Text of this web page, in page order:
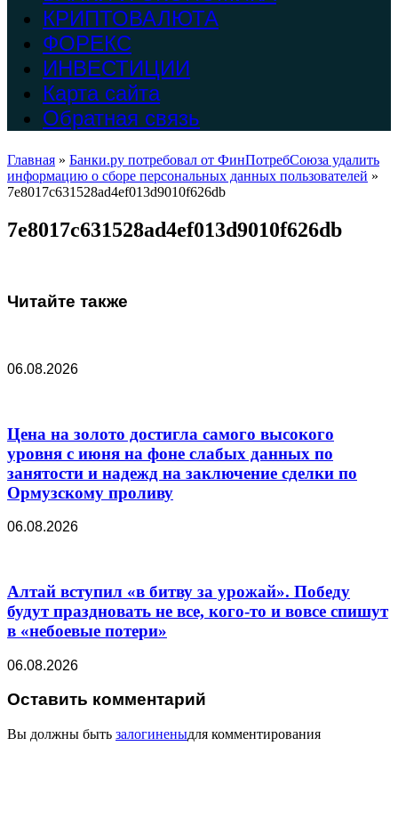
КРИПТОВАЛЮТА
ФОРЕКС
ИНВЕСТИЦИИ
Карта сайта
Обратная связь
Главная » Банки.ру потребовал от ФинПотребСоюза удалить
информацию о сборе персональных данных пользователей »
7e8017c631528ad4ef013d9010f626db
7e8017c631528ad4ef013d9010f626db
Читайте также
06.08.2026
Цена на золото достигла самого высокого
уровня с июня на фоне слабых данных по
занятости и надежд на заключение сделки по
Ормузскому проливу
06.08.2026
Алтай вступил «в битву за урожай». Победу
будут праздновать не все, кого-то и вовсе спишут
в «небоевые потери»
06.08.2026
Оставить комментарий
Вы должны быть залогиненыдля комментирования